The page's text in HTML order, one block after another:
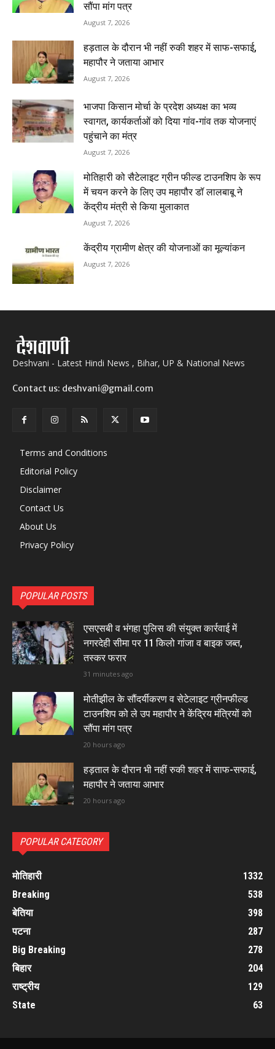
सौंपा मांग पत्र
August 7, 2026
हड़ताल के दौरान भी नहीं रुकी शहर में साफ-सफाई,
महापौर ने जताया आभार
August 7, 2026
भाजपा किसान मोर्चा के प्रदेश अध्यक्ष का भव्य
स्वागत, कार्यकर्ताओं को दिया गांव-गांव तक योजनाएं
पहुंचाने का मंत्र
August 7, 2026
मोतिहारी को सैटेलाइट ग्रीन फील्ड टाउनशिप के रूप
में चयन करने के लिए उप महापौर डॉ लालबाबू ने
केंद्रीय मंत्री से किया मुलाकात
August 7, 2026
केंद्रीय ग्रामीण क्षेत्र की योजनाओं का मूल्यांकन
August 7, 2026
Deshvani - Latest Hindi News , Bihar, UP & National News
Contact us: deshvani@gmail.com
Terms and Conditions
Editorial Policy
Disclaimer
Contact Us
About Us
Privacy Policy
POPULAR POSTS
एसएसबी व भंगहा पुलिस की संयुक्त कार्रवाई में
नगरदेही सीमा पर 11 किलो गांजा व बाइक जब्त,
तस्कर फरार
31 minutes ago
मोतीझील के सौंदर्यीकरण व सेटेलाइट ग्रीनफील्ड
टाउनशिप को ले उप महापौर ने केंद्रिय मंत्रियों को
सौंपा मांग पत्र
20 hours ago
हड़ताल के दौरान भी नहीं रुकी शहर में साफ-सफाई,
महापौर ने जताया आभार
20 hours ago
POPULAR CATEGORY
मोतिहारी
1332
Breaking
538
बेतिया
398
पटना
287
Big Breaking
278
बिहार
204
राष्ट्रीय
129
State
63